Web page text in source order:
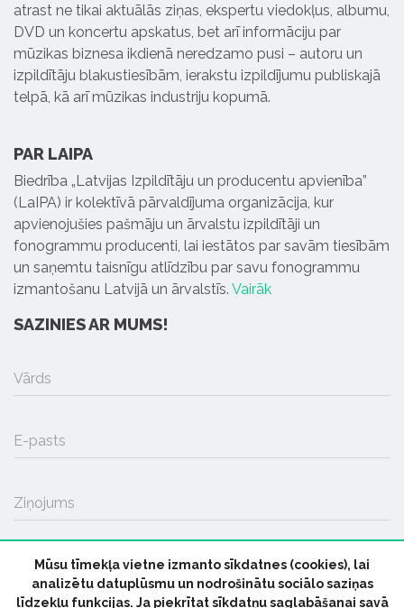
atrast ne tikai aktuālās ziņas, ekspertu viedokļus, albumu,
DVD un koncertu apskatus, bet arī informāciju par
mūzikas biznesa ikdienā neredzamo pusi – autoru un
izpildītāju blakustiesībām, ierakstu izpildījumu publiskajā
telpā, kā arī mūzikas industriju kopumā.
PAR LAIPA
Biedrība „Latvijas Izpildītāju un producentu apvienība”
(LaIPA) ir kolektīvā pārvaldījuma organizācija, kur
apvienojušies pašmāju un ārvalstu izpildītāji un
fonogrammu producenti, lai iestātos par savām tiesībām
un saņemtu taisnīgu atlīdzību par savu fonogrammu
izmantošanu Latvijā un ārvalstīs. Vairāk
SAZINIES AR MUMS!
Vārds
E-pasts
Ziņojums
SŪTĪT
Mūsu tīmekļa vietne izmanto sīkdatnes (cookies), lai
analizētu datuplūsmu un nodrošinātu sociālo saziņas
līdzekļu funkcijas. Ja piekrītat sīkdatņu saglabāšanai savā